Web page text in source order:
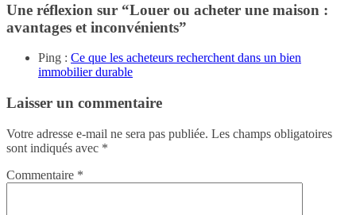
Une réflexion sur “Louer ou acheter une maison :
avantages et inconvénients”
Ping : Ce que les acheteurs recherchent dans un bien
immobilier durable
Laisser un commentaire
Votre adresse e-mail ne sera pas publiée. Les champs obligatoires
sont indiqués avec *
Commentaire *